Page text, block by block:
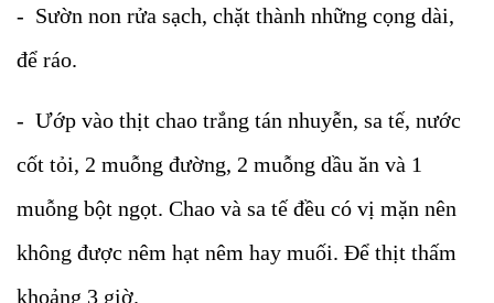
- Sườn non rửa sạch, chặt thành những cọng dài,
để ráo.
- Ướp vào thịt chao trắng tán nhuyễn, sa tế, nước
cốt tỏi, 2 muỗng đường, 2 muỗng dầu ăn và 1
muỗng bột ngọt. Chao và sa tế đều có vị mặn nên
không được nêm hạt nêm hay muối. Để thịt thấm
khoảng 3 giờ.